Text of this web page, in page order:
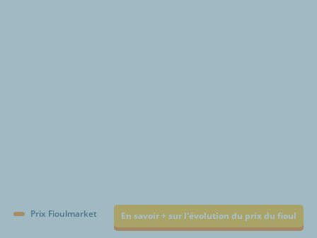
Prix Fioulmarket En savoir + sur l'évolution du prix du fioul